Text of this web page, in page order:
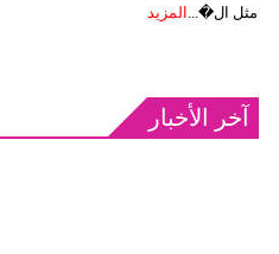
مثل ال�...
المزيد
آخر الأخبار